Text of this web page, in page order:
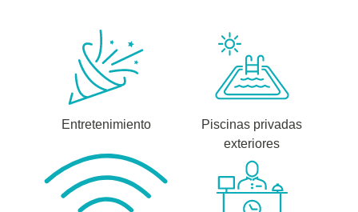
Entretenimiento
Piscinas privadas
exteriores